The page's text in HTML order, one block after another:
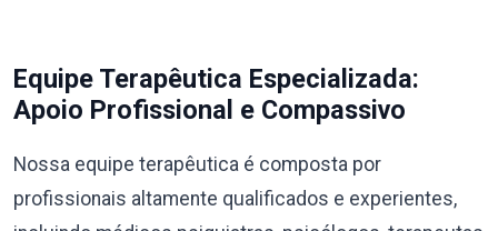
Equipe Terapêutica Especializada:
Apoio Profissional e Compassivo
Nossa equipe terapêutica é composta por
profissionais altamente qualificados e experientes,